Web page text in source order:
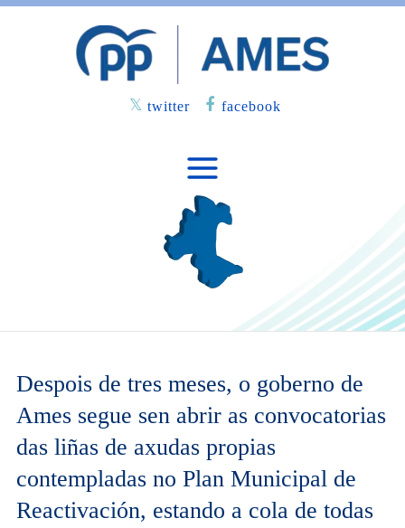
twitter facebook
Despois de tres meses, o goberno de
Ames segue sen abrir as convocatorias
das liñas de axudas propias
contempladas no Plan Municipal de
Reactivación, estando a cola de todas